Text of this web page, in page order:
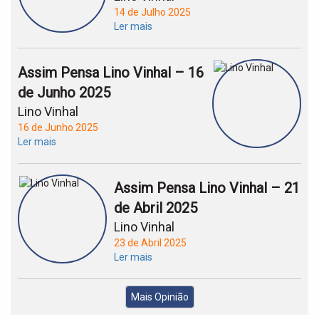
14 de Julho 2025
Ler mais
Assim Pensa Lino Vinhal – 16
de Junho 2025
Lino Vinhal
16 de Junho 2025
Ler mais
Assim Pensa Lino Vinhal – 21
de Abril 2025
Lino Vinhal
23 de Abril 2025
Ler mais
Mais Opinião